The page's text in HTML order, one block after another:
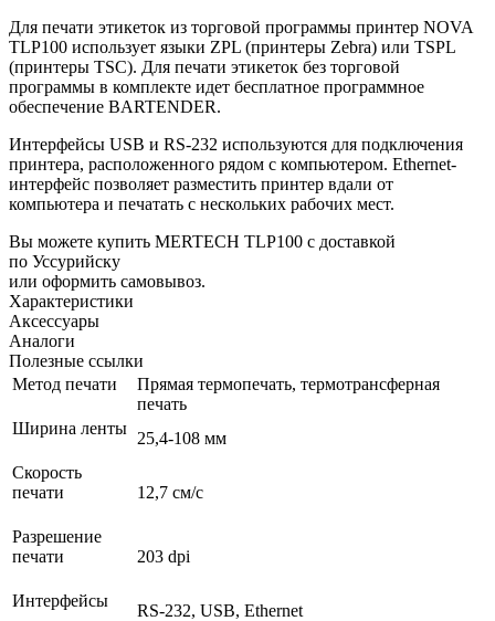
Для печати этикеток из торговой программы принтер NOVA
TLP100 использует языки ZPL (принтеры Zebra) или TSPL
(принтеры TSC). Для печати этикеток без торговой
программы в комплекте идет бесплатное программное
обеспечение BARTENDER.
Интерфейсы USB и RS-232 используются для подключения
принтера, расположенного рядом с компьютером. Ethernet-
интерфейс позволяет разместить принтер вдали от
компьютера и печатать с нескольких рабочих мест.
Вы можете купить MERTECH TLP100 с доставкой
по Уссурийску
или оформить самовывоз.
Характеристики
Аксессуары
Аналоги
Полезные ссылки
Метод печати
Прямая термопечать, термотрансферная
печать
Ширина ленты
25,4-108 мм
Скорость
печати
12,7 см/с
Разрешение
печати
203 dpi
Интерфейсы
RS-232, USB, Ethernet